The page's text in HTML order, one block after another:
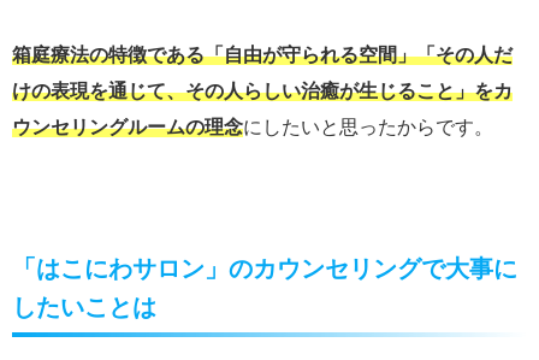
箱庭療法の特徴である「自由が守られる空間」「その人だ
けの表現を通じて、その人らしい治癒が生じること」をカ
ウンセリングルームの理念にしたいと思ったからです。
「はこにわサロン」のカウンセリングで大事に
したいことは